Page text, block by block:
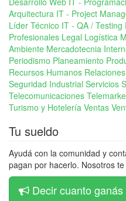
Arquitectura IT - Project
Líder Técnico IT - QA / Testing
Profesionales Legal Logística
Ambiente Mercadotecnia
Periodismo Planeamiento
Recursos Humanos
Seguridad Industrial Servicios
Telecomunicaciones
Turismo y Hotelería Ventas
Tu sueldo
Ayudá con la comunidad y
pagan por hacerlo. Nosotros
Decir cuanto ganás